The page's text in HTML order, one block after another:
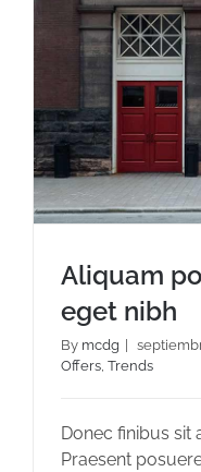
Aliquam
eget nibh
By mcdg
Offers, Trends
Donec finibus sit
Praesent